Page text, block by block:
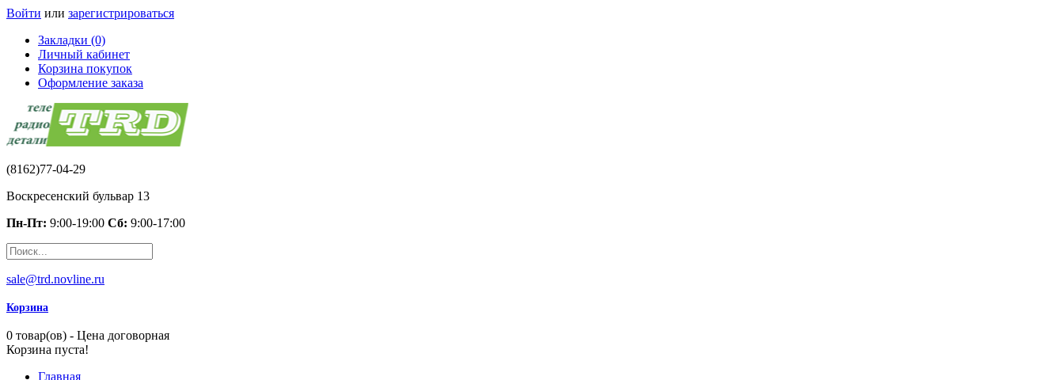
Войти или зарегистрироваться
Закладки (0)
Личный кабинет
Корзина покупок
Оформление заказа
(8162)77-04-29
Воскресенский бульвар 13
Пн-Пт: 9:00-19:00 Сб: 9:00-17:00
sale@trd.novline.ru
Корзина
0 товар(ов) - Цена договорная
Корзина пуста!
Главная